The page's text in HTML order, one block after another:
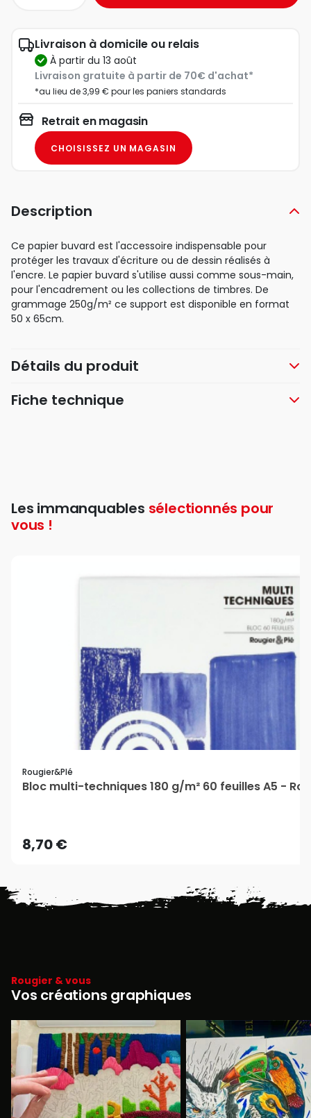
Livraison à domicile ou relais
à partir du 13 août
Livraison gratuite à partir de 70€ d'achat*
*au lieu de 3,99 € pour les paniers standards
Retrait en magasin
CHOISISSEZ UN MAGASIN
Description
Ce papier buvard est l'accessoire indispensable pour
protéger les travaux d'écriture ou de dessin réalisés à
l'encre. Le papier buvard s'utilise aussi comme sous-main,
pour l'encadrement ou les collections de timbres. De
grammage 250g/m² ce support est disponible en format
50 x 65cm.
Détails du produit
Fiche technique
Les immanquables sélectionnés pour
vous !
Rougier&plé
Bloc multi-techniques 180 g/m² 60 feuilles A5 -
8,70 €
Rougier & vous
Vos créations graphiques